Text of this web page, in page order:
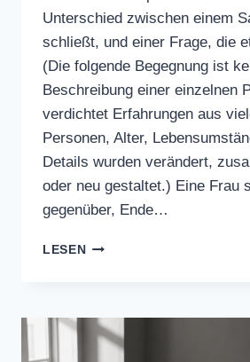
Unterschied zwischen einem
schließt, und einer Frage, die
(Die folgende Begegnung ist
Beschreibung einer einzelnen
verdichtet Erfahrungen aus
Personen, Alter,
Details wurden verändert,
oder neu gestaltet.) Eine Frau
gegenüber, Ende…
LESENSOBALD
SPIEGELE